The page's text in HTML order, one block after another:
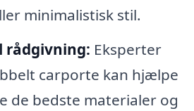
minimalistisk stil.
rådgivning: Eksperter
carporte kan hjælpe
de bedste materialer og